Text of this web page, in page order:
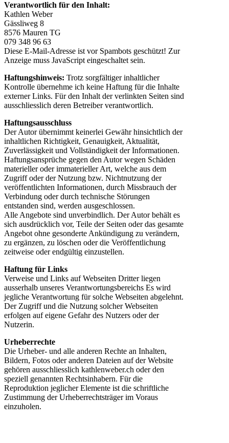
Verantwortlich für den Inhalt:
Kathlen Weber
Gässliweg 8
8576 Mauren TG
079 348 96 63
Diese E-Mail-Adresse ist vor Spambots geschützt! Zur
Anzeige muss JavaScript eingeschaltet sein.
Haftungshinweis: Trotz sorgfältiger inhaltlicher
Kontrolle übernehme ich keine Haftung für die Inhalte
externer Links. Für den Inhalt der verlinkten Seiten sind
ausschliesslich deren Betreiber verantwortlich.
Haftungsausschluss
Der Autor übernimmt keinerlei Gewähr hinsichtlich der
inhaltlichen Richtigkeit, Genauigkeit, Aktualität,
Zuverlässigkeit und Vollständigkeit der Informationen.
Haftungsansprüche gegen den Autor wegen Schäden
materieller oder immaterieller Art, welche aus dem
Zugriff oder der Nutzung bzw. Nichtnutzung der
veröffentlichten Informationen, durch Missbrauch der
Verbindung oder durch technische Störungen
entstanden sind, werden ausgeschlossen.
Alle Angebote sind unverbindlich. Der Autor behält es
sich ausdrücklich vor, Teile der Seiten oder das gesamte
Angebot ohne gesonderte Ankündigung zu verändern,
zu ergänzen, zu löschen oder die Veröffentlichung
zeitweise oder endgültig einzustellen.
Haftung für Links
Verweise und Links auf Webseiten Dritter liegen
ausserhalb unseres Verantwortungsbereichs Es wird
jegliche Verantwortung für solche Webseiten abgelehnt.
Der Zugriff und die Nutzung solcher Webseiten
erfolgen auf eigene Gefahr des Nutzers oder der
Nutzerin.
Urheberrechte
Die Urheber- und alle anderen Rechte an Inhalten,
Bildern, Fotos oder anderen Dateien auf der Website
gehören ausschliesslich kathlenweber.ch oder den
speziell genannten Rechtsinhabern. Für die
Reproduktion jeglicher Elemente ist die schriftliche
Zustimmung der Urheberrechtsträger im Voraus
einzuholen.